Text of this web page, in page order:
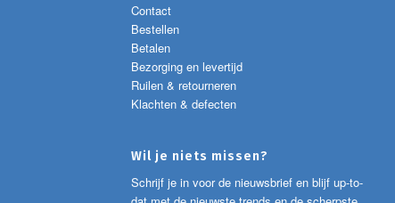
Contact
Bestellen
Betalen
Bezorging en levertijd
Ruilen & retourneren
Klachten & defecten
Wil je niets missen?
Schrijf je in voor de nieuwsbrief en blijf up-to-